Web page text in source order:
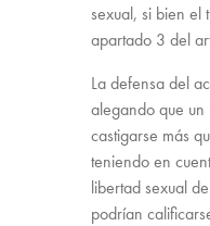
sexual, si bien el
apartado 3 del
La defensa del
alegando que
castigarse más
teniendo en
libertad sexual
podrían